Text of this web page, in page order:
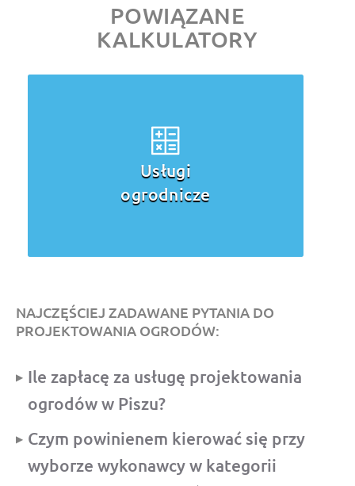
POWIĄZANE
KALKULATORY
Pielęgnacja
trawnika
NAJCZĘŚCIEJ ZADAWANE PYTANIA DO
PROJEKTOWANIA OGRODÓW:
Ile zapłacę za usługę projektowania
ogrodów w Piszu?
Czym powinienem kierować się przy
wyborze wykonawcy w kategorii